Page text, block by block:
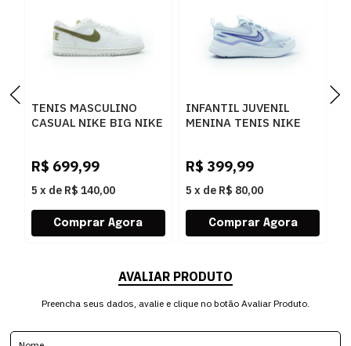
TENIS MASCULINO
CASUAL NIKE BIG NIKE
R$ 699,99
5 x de R$ 140,00
INFANTIL JUVENIL
MENINA TENIS NIKE
R$ 399,99
5 x de R$ 80,00
AVALIAR PRODUTO
Preencha seus dados, avalie e clique no botão Avaliar Produto.